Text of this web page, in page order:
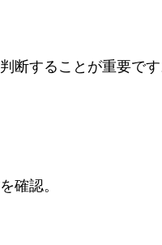
断することが重要で
確認。